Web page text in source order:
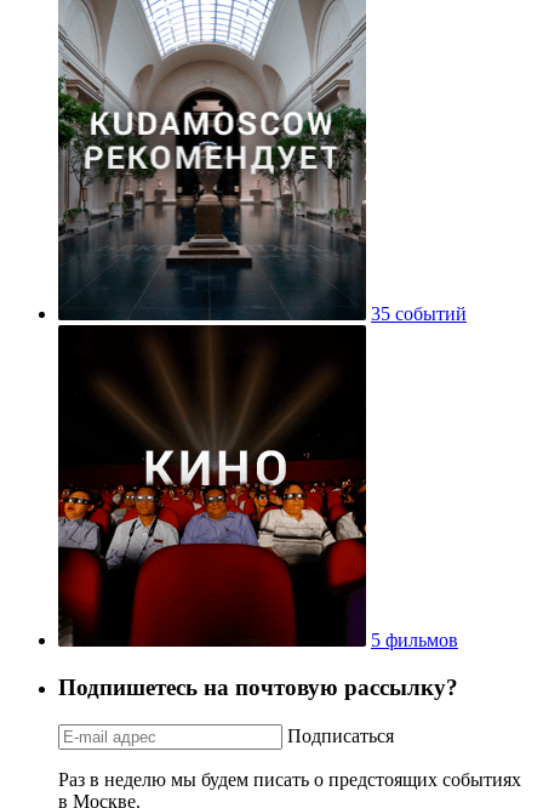
35 событий
5 фильмов
Подпишетесь на почтовую рассылку?
Подписаться
Раз в неделю мы будем писать о предстоящих событиях
в Москве.